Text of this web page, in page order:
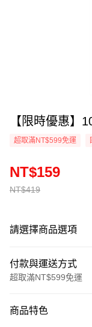
【限時優惠】
超取滿NT$599免運
NT$419
NT$159
請選擇商品選項
付款與運送方式
超取滿NT$599免運
信用卡一次付款
商品特色